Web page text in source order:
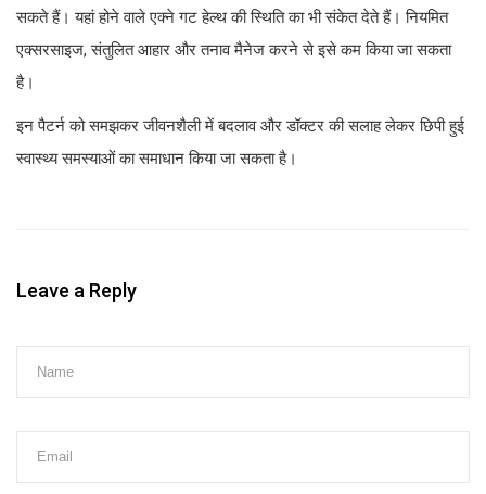
सकते हैं। यहां होने वाले एक्ने गट हेल्थ की स्थिति का भी संकेत देते हैं। नियमित
एक्सरसाइज, संतुलित आहार और तनाव मैनेज करने से इसे कम किया जा सकता
है।
इन पैटर्न को समझकर जीवनशैली में बदलाव और डॉक्टर की सलाह लेकर छिपी हुई
स्वास्थ्य समस्याओं का समाधान किया जा सकता है।
Leave a Reply